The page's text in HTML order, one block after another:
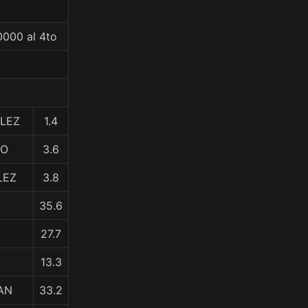
al 4to
1.4
3.6
3.8
35.6
27.7
13.3
33.2